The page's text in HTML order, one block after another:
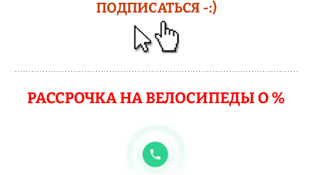
ПОДПИСАТЬСЯ -:)
РАССРОЧКА НА ВЕЛОСИПЕДЫ О %